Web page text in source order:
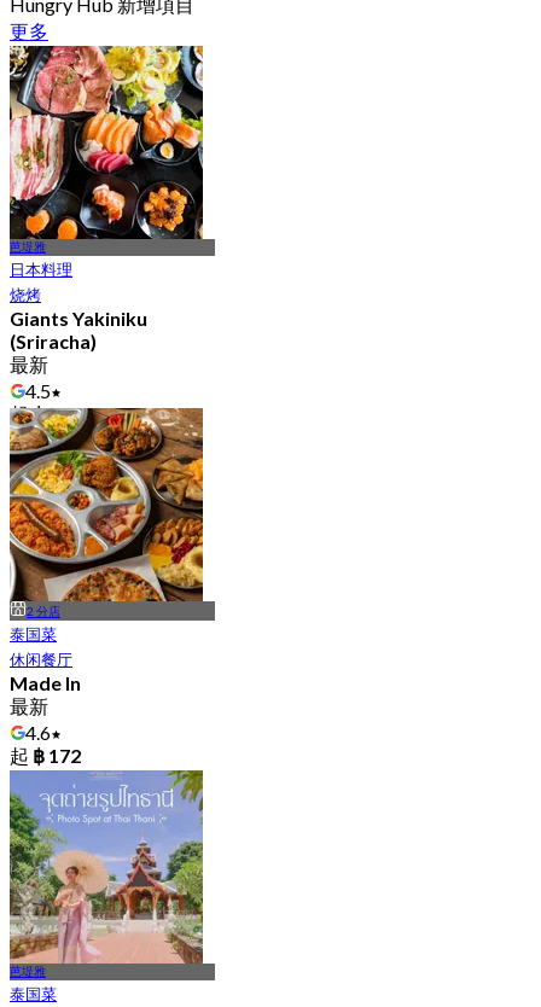
更多
芭堤雅
日本料理
烧烤
Giants Yakiniku
(Sriracha)
最新
4.5
起฿ 762
2 分店
泰国菜
休闲餐厅
Made In
最新
4.6
起 ฿ 172
芭堤雅
泰国菜